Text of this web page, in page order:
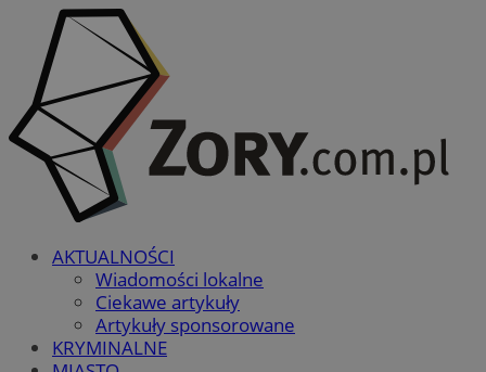
AKTUALNOŚCI
Wiadomości lokalne
Ciekawe artykuły
Artykuły sponsorowane
KRYMINALNE